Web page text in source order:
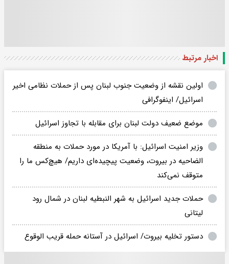
اخبار مرتبط
اولین نقشه از وضعیت جنوب لبنان پس از حملات نظامی اخیر
اسرائیل/ اینفوگرافی
موضع ضعیف دولت لبنان برای مقابله با تجاوز اسرائیل
وزیر امنیت اسرائیل: با آمریکا در مورد حملات به منطقه
الضاحیه در بیروت، وضعیت پیچیده‌ای داریم/ هیچ‌کس ما را
متوقف نمی‌کند
حملات جدید اسرائیل به شهر النبطیه لبنان در شمال رود
لیتانی
دستور تخلیه بیروت/ اسرائیل در آستانه حمله قریب الوقوع